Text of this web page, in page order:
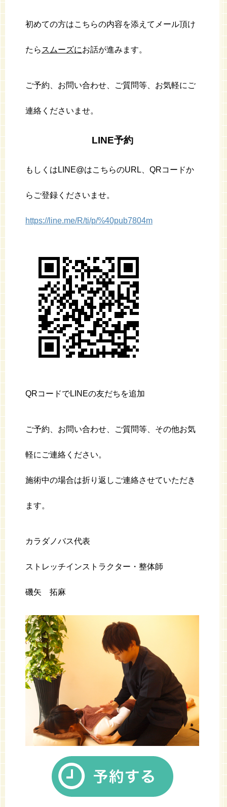
初めての方はこちらの内容を添えてメール頂け
たら スムーズにお話が進みます。
ご予約、お問い合わせ、ご質問等、お気軽にご
連絡くださいませ。
LINE予約
もしくはLINE@はこちらのURL、QRコードか
らご登録くださいませ。
https://line.me/R/ti/p/%40pub7804m
QRコードでLINEの友だちを追加
ご予約、お問い合わせ、ご質問等、その他お気
軽にご連絡ください。
施術中の場合は折り返しご連絡させていただき
ます。
カラダノバス代表
ストレッチインストラクター・整体師
磯矢 拓麻